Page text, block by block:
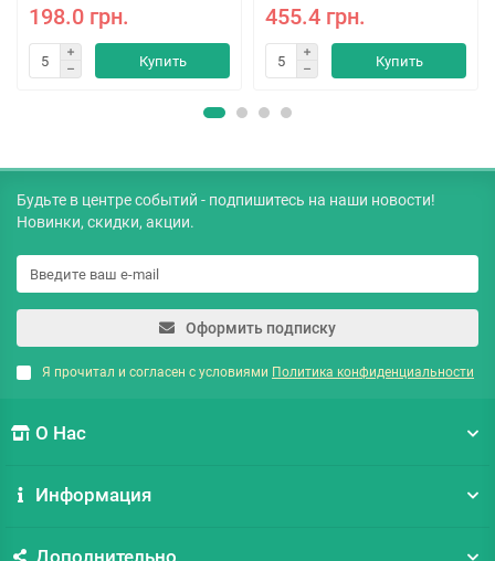
198.0 грн.
Купить
455.4 грн.
Купить
Будьте в центре событий - подпишитесь на наши новости!
Новинки, скидки, акции.
Оформить подписку
Я прочитал и согласен с условиями Политика конфиденциальности
О Нас
Информация